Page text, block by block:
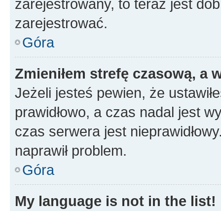
zarejestrowany, to teraz jest
zarejestrować.
Góra
Zmieniłem strefę czasową, a
Jeżeli jesteś pewien, że
prawidłowo, a czas nadal jest
czas serwera jest
naprawił problem.
Góra
My language is not in the list!